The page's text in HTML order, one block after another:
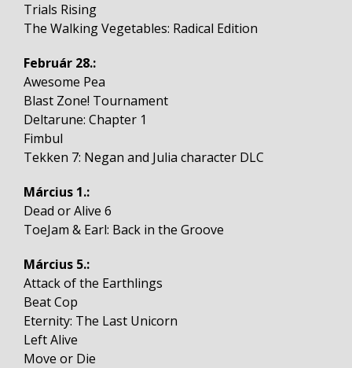
Trials Rising
The Walking Vegetables: Radical Edition
Február 28.:
Awesome Pea
Blast Zone! Tournament
Deltarune: Chapter 1
Fimbul
Tekken 7: Negan and Julia character DLC
Március 1.:
Dead or Alive 6
ToeJam & Earl: Back in the Groove
Március 5.:
Attack of the Earthlings
Beat Cop
Eternity: The Last Unicorn
Left Alive
Move or Die